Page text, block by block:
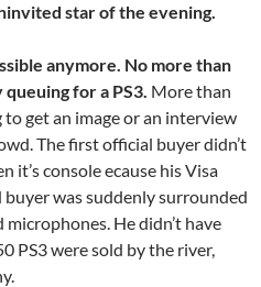
star of the evening.
anymore. No more than
for a PS3. More than
get an image or an interview
The first official buyer didn’t
it’s console ecause his Visa
buyer was suddenly surrounded
He didn’t have
PS3 were sold by the river,